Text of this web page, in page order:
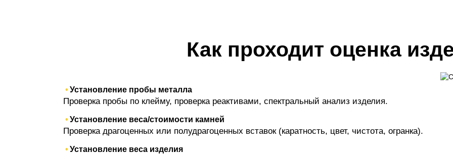
Как проходит оценка
Установление пробы металла
Проверка пробы по клейму, проверка реактивами, спектральный анализ изделия.
Установление веса/стоимости камней
Проверка драгоценных или полудрагоценных вставок (каратность, цвет, чистота, огранка).
Установление веса изделия